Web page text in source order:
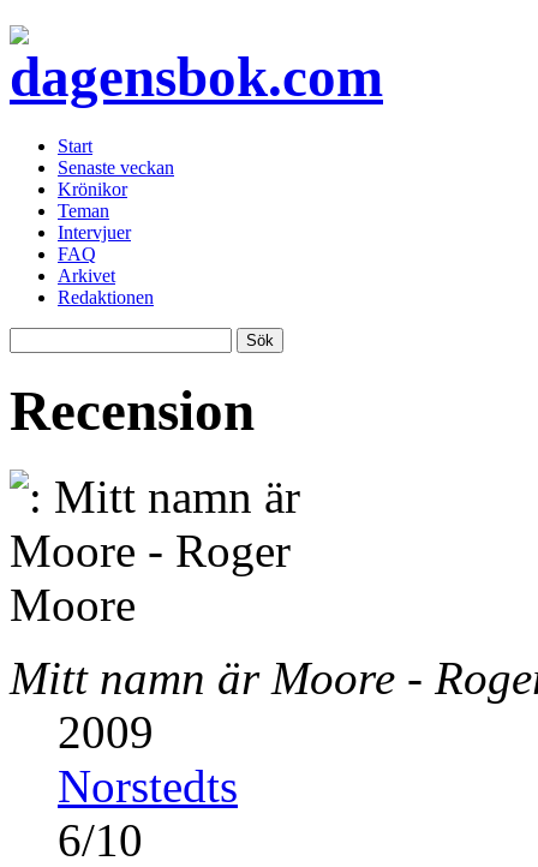
Start
Senaste veckan
Krönikor
Teman
Intervjuer
FAQ
Arkivet
Redaktionen
Recension
Mitt namn är Moore -
2009
Norstedts
6/10